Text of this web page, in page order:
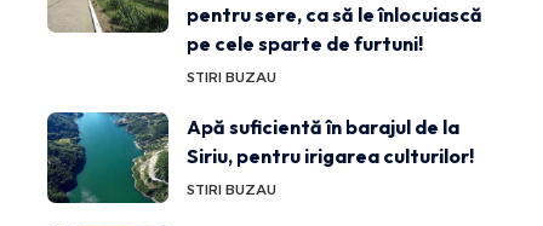
pentru sere, ca să le înlocuiască
pe cele sparte de furtuni!
STIRI BUZAU
Apă suficientă în barajul de la
Siriu, pentru irigarea culturilor!
STIRI BUZAU